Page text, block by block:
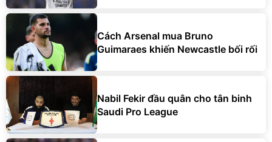
Cách Arsenal mua Bruno
Guimaraes khiến Newcastle bối rối
Nabil Fekir đầu quân cho tân binh
Saudi Pro League